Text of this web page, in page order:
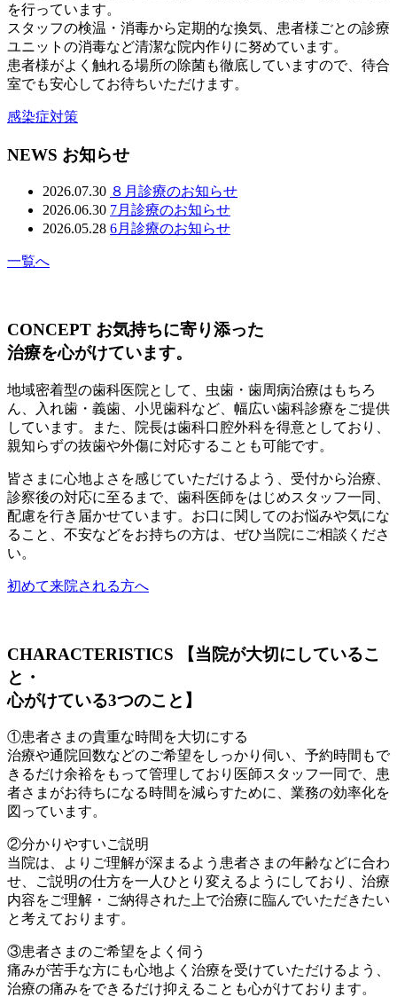
を行っています。
スタッフの検温・消毒から定期的な換気、患者様ごとの診療
ユニットの消毒など清潔な院内作りに努めています。
患者様がよく触れる場所の除菌も徹底していますので、待合
室でも安心してお待ちいただけます。
感染症対策
NEWS お知らせ
2026.07.30 ８月診療のお知らせ
2026.06.30 7月診療のお知らせ
2026.05.28 6月診療のお知らせ
一覧へ
CONCEPT お気持ちに寄り添った
治療を心がけています。
地域密着型の歯科医院として、虫歯・歯周病治療はもちろ
ん、入れ歯・義歯、小児歯科など、幅広い歯科診療をご提供
しています。また、院長は歯科口腔外科を得意としており、
親知らずの抜歯や外傷に対応することも可能です。
皆さまに心地よさを感じていただけるよう、受付から治療、
診察後の対応に至るまで、歯科医師をはじめスタッフ一同、
配慮を行き届かせています。お口に関してのお悩みや気にな
ること、不安などをお持ちの方は、ぜひ当院にご相談くださ
い。
初めて来院される方へ
CHARACTERISTICS
【当院が大切にしているこ
と・
心がけている3つのこと】
①患者さまの貴重な時間を大切にする
治療や通院回数などのご希望をしっかり伺い、予約時間もで
きるだけ余裕をもって管理しており医師スタッフ一同で、患
者さまがお待ちになる時間を減らすために、業務の効率化を
図っています。
②分かりやすいご説明
当院は、よりご理解が深まるよう患者さまの年齢などに合わ
せ、ご説明の仕方を一人ひとり変えるようにしており、治療
内容をご理解・ご納得された上で治療に臨んでいただきたい
と考えております。
③患者さまのご希望をよく伺う
痛みが苦手な方にも心地よく治療を受けていただけるよう、
治療の痛みをできるだけ抑えることも心がけております。